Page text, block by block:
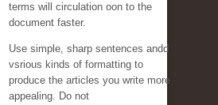
terms will circulation oon to the
document faster.
Use simple, sharp sentences andd
vsrious kinds of formatting to
produce the articles you write more
appealing. Do not